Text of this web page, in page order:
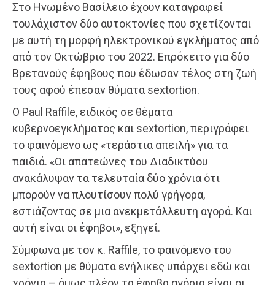
Στο Ηνωμένο Βασίλειο έχουν καταγραφεί
τουλάχιστον δύο αυτοκτονίες που σχετίζονται
με αυτή τη μορφή ηλεκτρονικού εγκλήματος από
από τον Οκτώβριο του 2022. Επρόκειτο για δύο
Βρετανούς έφηβους που έδωσαν τέλος στη ζωή
τους αφού έπεσαν θύματα sextortion.
Ο Paul Raffile, ειδικός σε θέματα
κυβερνοεγκλήματος και sextortion, περιγράφει
το φαινόμενο ως «τεράστια απειλή» για τα
παιδιά. «Οι απατεώνες του Διαδικτύου
ανακάλυψαν τα τελευταία δύο χρόνια ότι
μπορούν να πλουτίσουν πολύ γρήγορα,
εστιάζοντας σε μια ανεκμετάλλευτη αγορά. Και
αυτή είναι οι έφηβοι», εξηγεί.
Σύμφωνα με τον κ. Raffile, το φαινόμενο του
sextortion με θύματα ενήλικες υπάρχει εδώ και